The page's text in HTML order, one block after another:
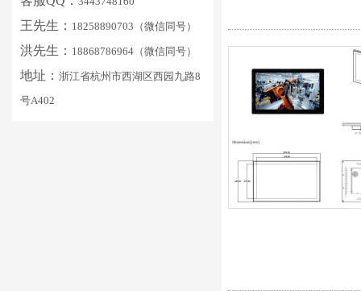
王先生： 18258890703（微信同号）
洪先生： 18868786964（微信同号）
地址： 浙江省杭州市西湖区西园九路8
号A402